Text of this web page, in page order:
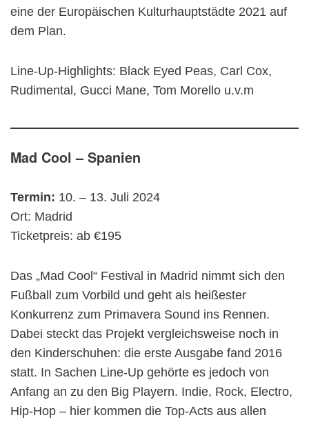
eine der Europäischen Kulturhauptstädte 2021 auf
dem Plan.
Line-Up-Highlights: Black Eyed Peas, Carl Cox,
Rudimental, Gucci Mane, Tom Morello u.v.m
Mad Cool – Spanien
Termin: 10. – 13. Juli 2024
Ort: Madrid
Ticketpreis: ab €195
Das „Mad Cool“ Festival in Madrid nimmt sich den
Fußball zum Vorbild und geht als heißester
Konkurrenz zum Primavera Sound ins Rennen.
Dabei steckt das Projekt vergleichsweise noch in
den Kinderschuhen: die erste Ausgabe fand 2016
statt. In Sachen Line-Up gehörte es jedoch von
Anfang an zu den Big Playern. Indie, Rock, Electro,
Hip-Hop – hier kommen die Top-Acts aus allen